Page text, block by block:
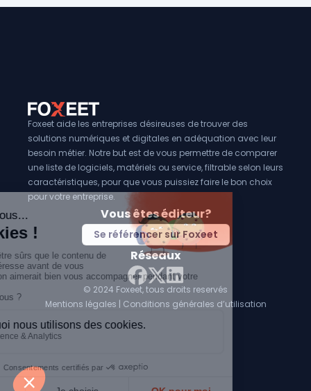
Foxeet aide les entreprises désireuses de trouver des
solutions numériques et digitales en adéquation avec leur
besoin métier. Notre but est de vous permettre de comparer
une liste de logiciels, matériels ou service, filtrable selon leurs
caractéristiques, pour que vous puissiez faire le bon choix
pour votre entreprise.
Vous êtes éditeur?
Se référencer sur Foxeet
Réseaux
Facebook
Twitter X
LinkedIn
© 2024 Foxeet, tous droits reservés
Mentions légales | Conditions générales d’utilisation